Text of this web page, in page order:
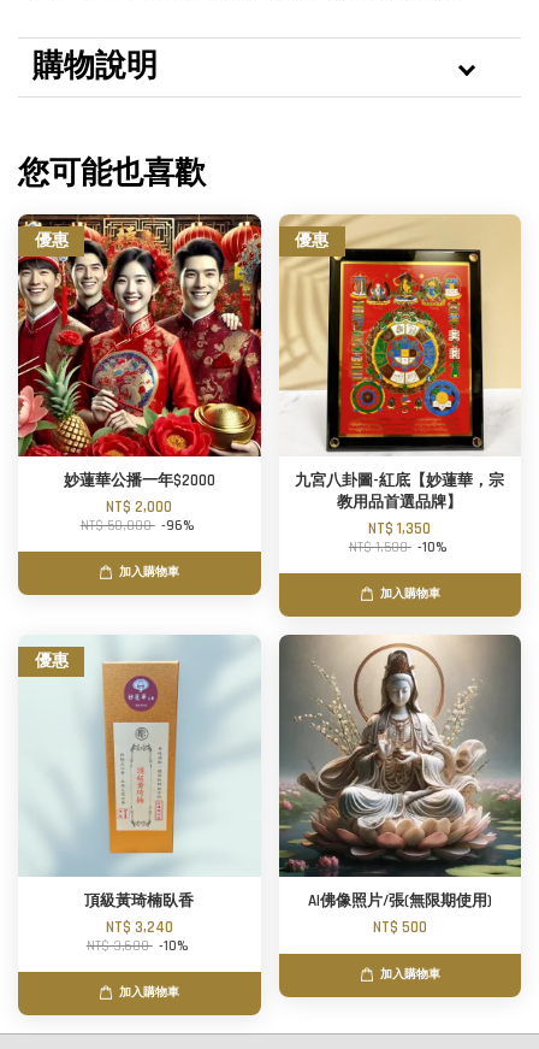
購物說明
您可能也喜歡
優惠
妙蓮華公播一年$2000
NT$ 2,000
NT$ 50,000 -96%
加入購物車
優惠
九宮八卦圖-紅底【妙蓮華，宗
教用品首選品牌】
NT$ 1,350
NT$ 1,500 -10%
加入購物車
優惠
頂級黃琦楠臥香
NT$ 3,240
NT$ 3,600 -10%
加入購物車
AI佛像照片/張(無限期使用)
NT$ 500
加入購物車